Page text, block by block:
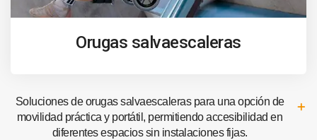
Orugas salvaescaleras
Soluciones de orugas salvaescaleras para una opción de
movilidad práctica y portátil, permitiendo accesibilidad en
diferentes espacios sin instalaciones fijas.